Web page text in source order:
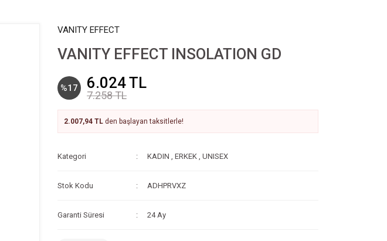
VANITY EFFECT
VANITY EFFECT INSOLATION GD
%17 6.024 TL
7.258 TL
2.007,94 TL den başlayan taksitlerle!
Kategori KADIN , ERKEK , UNISEX
Stok Kodu ADHPRVXZ
Garanti Süresi 24 Ay